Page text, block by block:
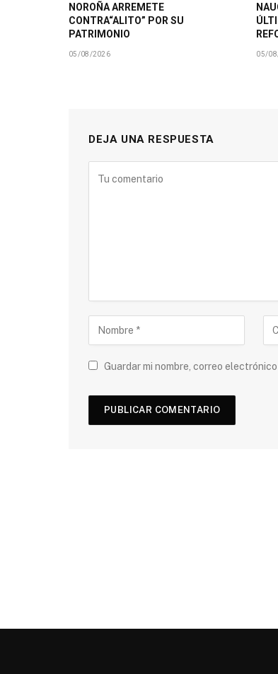
NOROÑA ARREMETE
CONTRA“ALITO” POR SU
PATRIMONIO
05/08/2026 05/
DEJA UNA RESPUESTA
Guardar mi nombre, correo